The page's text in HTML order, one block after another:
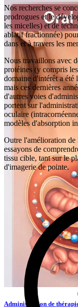
Professeure associée
Medication adherence
Patient partnership
Description
Accéder
Accéder
Administration de
Nos recherches se
prodrogues et le
les micelles) et de
ablatif fractionnée)
dans et à travers les
Nous travaillons avec
protéines (y compris
domaine d'intérêt a été
mais ces dernières
d'autres voies
portent sur
oculaire
modèles d'absorption
Outre l'amélioration de
essayons de
tissu cible, tant sur le
d'imagerie de pointe.